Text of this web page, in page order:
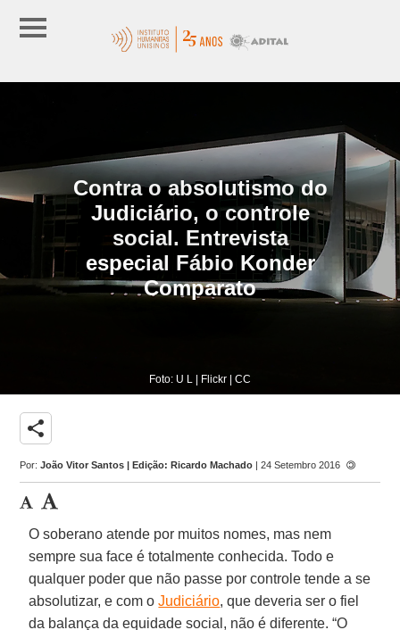
Contra o absolutismo do
Judiciário, o controle
social. Entrevista
especial Fábio Konder
Comparato
Foto: U L | Flickr | CC
share
Por:João Vitor Santos | Edição: Ricardo Machado | 24 Setembro 2016
O soberano atende por muitos nomes, mas nem
sempre sua face é totalmente conhecida. Todo e
qualquer poder que não passe por controle tende a se
absolutizar, e com oJudiciário, que deveria ser o fiel
da balança da equidade social, não é diferente. “O